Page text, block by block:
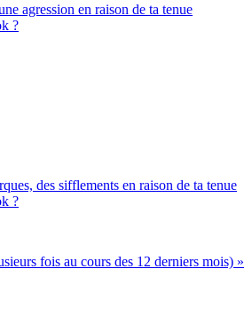
agression en raison de ta tenue
?
des sifflements en raison de ta tenue
?
fois au cours des 12 derniers mois) »